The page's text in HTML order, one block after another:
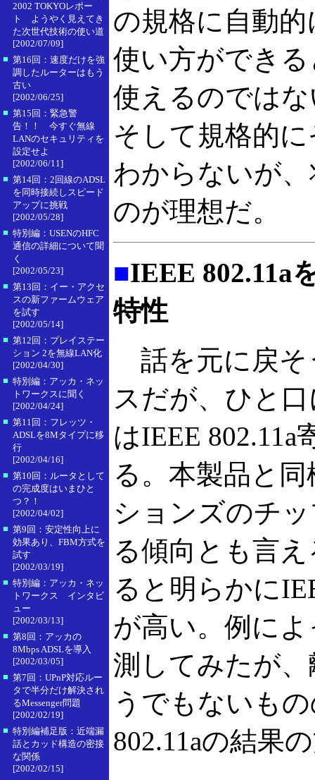
2002 TOKYOレポー
ト ようやく見えてき
た次世代技術の使い道
[2002/07/09]
■ 第16回：速度だけを強
調したルーターはもう
古い
[2002/06/25]
■ 第15回：緊急警
告！！ 今すぐ無線
LANのセキュリティを
設定せよ
[2002/06/11]
■ 第14回：2回線のADSL
を同時接続しスピード
アップに挑戦
[2002/05/28]
■ 特別編：USENのHFC
通信の詳細について聞
く
[2002/05/23]
■ 第13回：イー・アクセ
スの新ファームウェア
を試す
[2002/05/14]
■ 第12回：プレイステー
ション 2を無線LAN化
[2002/04/30]
■ 特別編：アッカ・ネッ
トワークスに聞く
[2002/04/24]
■ 第11回：フレッツ・
ADSLを8Mタイプに移
行
[2002/04/16]
■ 第10回：ルータとして
の完成度はいまひと
つ？！
[2002/04/02]
■ 第9回：安定性向上に
効果あり、FBM方式を
試す
[2002/03/19]
■ 特別編：アッカ・ネッ
トワークス インタビ
ュー
[2002/03/13]
■ 第8回：アッカの
8Mbps ADSLを導入
[2002/03/05]
■ 第7回：UPnP対応ルー
タで半分だけ解決され
るMessenger問題
[2002/02/19]
■ 特別編補足版：近端漏
話とカッド構造の密接
な関係
[2002/02/15]
の規格に自動
使い方ができ
使えるのでは
そして規格的
わからないが
のが理想だ。
■IEEE 802.11a
特性
話を元に戻そ
スだが、ひと
はIEEE
る。本製品と
ションズのチ
る傾向とも言
ると明らかに
が高い。例に
測してみたが
うでもないも
802.11aの結果